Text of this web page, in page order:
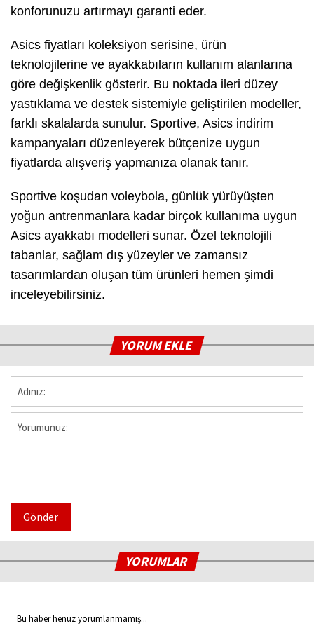
konforunuzu artırmayı garanti eder.
Asics fiyatları koleksiyon serisine, ürün
teknolojilerine ve ayakkabıların kullanım alanlarına
göre değişkenlik gösterir. Bu noktada ileri düzey
yastıklama ve destek sistemiyle geliştirilen modeller,
farklı skalalarda sunulur. Sportive, Asics indirim
kampanyaları düzenleyerek bütçenize uygun
fiyatlarda alışveriş yapmanıza olanak tanır.
Sportive koşudan voleybola, günlük yürüyüşten
yoğun antrenmanlara kadar birçok kullanıma uygun
Asics ayakkabı modelleri sunar. Özel teknolojili
tabanlar, sağlam dış yüzeyler ve zamansız
tasarımlardan oluşan tüm ürünleri hemen şimdi
inceleyebilirsiniz.
YORUM EKLE
Gönder
YORUMLAR
Bu haber henüz yorumlanmamış...